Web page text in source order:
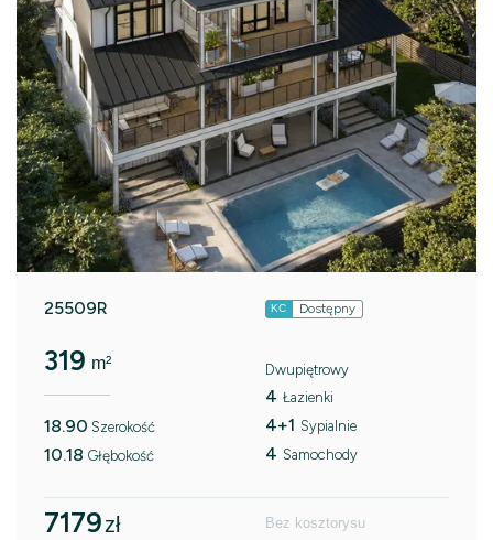
25509R KC Dostępny
319 m²
18.90 Szerokość
10.18 Głębokość
Dwupiętrowy
4 Łazienki
4+1 Sypialnie
4 Samochody
7179zł Bez kosztorysu